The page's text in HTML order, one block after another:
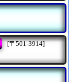
[〒501-3914]